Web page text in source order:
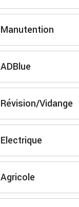
Manutention
ADBlue
Révision/Vidange
Electrique
Agricole